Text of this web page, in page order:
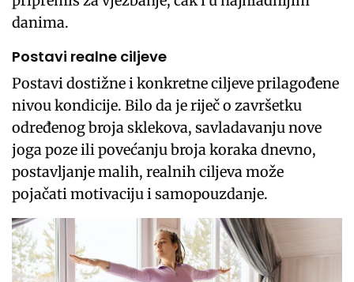
danima.
Postavi realne ciljeve
Postavi dostižne i konkretne ciljeve prilagođene
nivou kondicije. Bilo da je riječ o završetku
određenog broja sklekova, savladavanju nove
joga poze ili povećanju broja koraka dnevno,
postavljanje malih, realnih ciljeva može
pojačati motivaciju i samopouzdanje.